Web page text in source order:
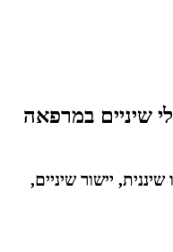
שיניים במרפאה
יישור שיניים,